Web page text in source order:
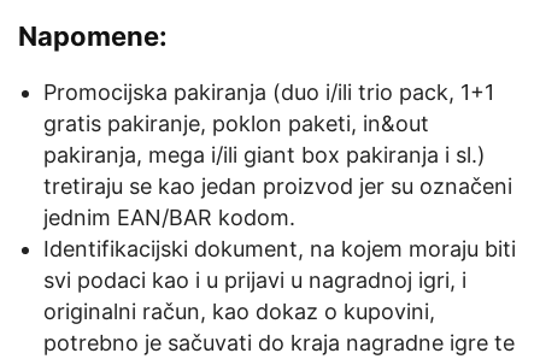
Napomene:
Promocijska pakiranja (duo i/ili trio pack, 1+1
gratis pakiranje, poklon paketi, in&out
pakiranja, mega i/ili giant box pakiranja i sl.)
tretiraju se kao jedan proizvod jer su označeni
jednim EAN/BAR kodom.
Identifikacijski dokument, na kojem moraju biti
svi podaci kao i u prijavi u nagradnoj igri, i
originalni račun, kao dokaz o kupovini,
potrebno je sačuvati do kraja nagradne igre te